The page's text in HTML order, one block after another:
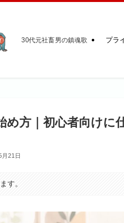
30代元社畜男の鎮魂歌 プラ
め方｜初心者向けに
21日
す。